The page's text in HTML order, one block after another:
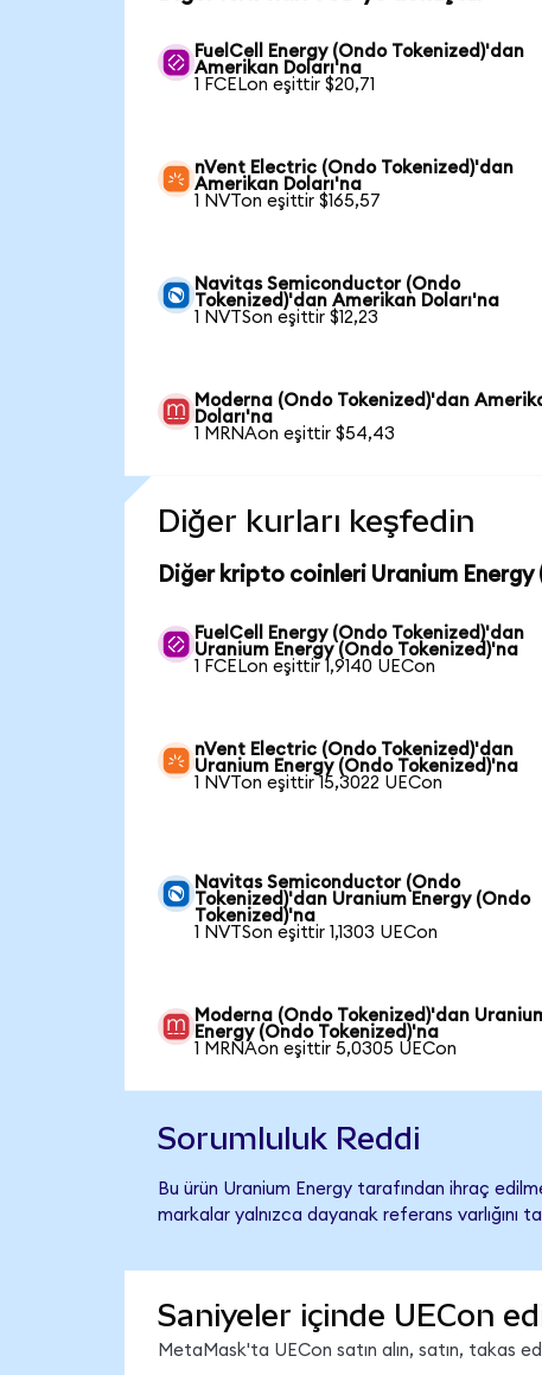
FuelCell Energy (Ondo Tokenized)'dan
Amerikan Doları'na
1 FCELon eşittir $20,71
nVent Electric (Ondo Tokenized)'dan
Amerikan Doları'na
1 NVTon eşittir $165,57
Navitas Semiconductor (Ondo
Tokenized)'dan Amerikan Doları'na
1 NVTSon eşittir $12,23
Moderna (Ondo Tokenized)'dan
Doları'na
1 MRNAon eşittir $54,43
Diğer kurları keşfedin
Diğer kripto coinleri Uranium
FuelCell Energy (Ondo Tokenized)'dan
Uranium Energy (Ondo Tokenized)'na
1 FCELon eşittir 1,9140 UECon
nVent Electric (Ondo Tokenized)'dan
Uranium Energy (Ondo Tokenized)'na
1 NVTon eşittir 15,3022 UECon
Navitas Semiconductor (Ondo
Tokenized)'dan Uranium Energy (Ondo
Tokenized)'na
1 NVTSon eşittir 1,1303 UECon
Moderna (Ondo Tokenized)'dan
Energy (Ondo Tokenized)'na
1 MRNAon eşittir 5,0305 UECon
Sorumluluk Reddi
Bu ürün Uranium Energy tarafından ihraç
markalar yalnızca dayanak referans varlığını
Saniyeler içinde UECon
MetaMask'ta UECon satın alın, satın, takas